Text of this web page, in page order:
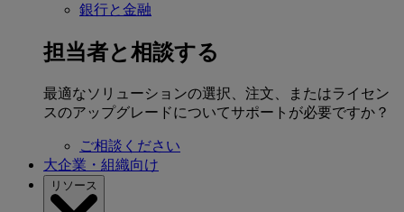
銀行と金融
担当者と相談する
最適なソリューションの選択、注文、またはライセン
スのアップグレードについてサポートが必要ですか？
ご相談ください
大企業・組織向け
リソース